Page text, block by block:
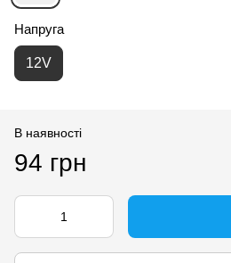
Напруга
12V
В наявності
94 грн